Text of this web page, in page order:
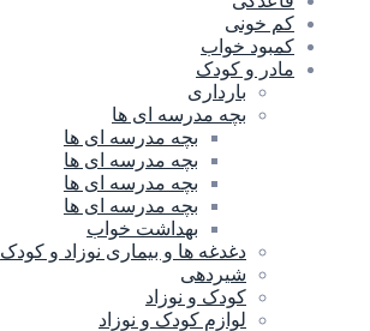
کم خونی
کمبود خواب
مادر و کودک
بارداری
بچه مدرسه ای ها
بچه مدرسه اى ها
بچه مدرسه ای ها
بچه مدرسه ای ها
بچه مدرسه ای ها
بهداشت خواب
دغدغه ها و بیماری نوزاد و کودک
شیردهی
کودک و نوزاد
لوازم کودک و نوزاد